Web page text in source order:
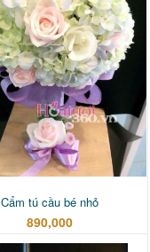
Cẩm tú cầu bé nhỏ
890,000